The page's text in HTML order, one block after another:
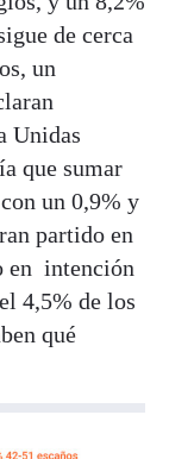
de cerca
un
Unidas
que sumar
un 0,9% y
partido en
en intención
4,5% de los
qué